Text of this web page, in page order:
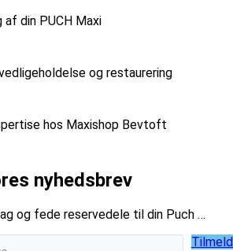
af din PUCH Maxi
og restaurering
hos Maxishop Bevtoft
nyhedsbrev
og fede reservedele til din Puch …
Tilmeld